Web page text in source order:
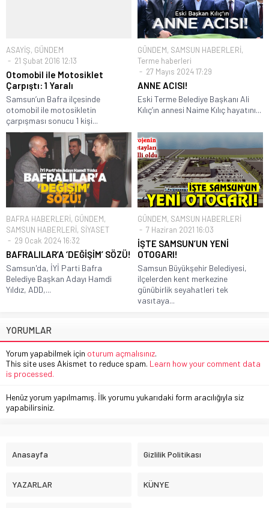
ASAYİŞ, GÜNDEM
21 Şubat 2016 12:13
Otomobil ile Motosiklet
Çarpıştı: 1 Yaralı
Samsun’un Bafra ilçesinde
otomobil ile motosikletin
çarpışması sonucu 1 kişi...
GÜNDEM, SAMSUN HABERLERİ,
Terme haberleri
27 Mayıs 2024 17:29
ANNE ACISI!
Eski Terme Belediye Başkanı Ali
Kılıç’ın annesi Naime Kılıç hayatını...
BAFRA HABERLERİ, GÜNDEM,
SAMSUN HABERLERİ, SİYASET
29 Ocak 2024 16:32
BAFRALILAR’A ‘DEĞİŞİM’ SÖZÜ!
Samsun'da, İYİ Parti Bafra
Belediye Başkan Adayı Hamdi
Yıldız, ADD,...
GÜNDEM, SAMSUN HABERLERİ
7 Haziran 2021 16:03
İŞTE SAMSUN’UN YENİ
OTOGARI!
Samsun Büyükşehir Belediyesi,
ilçelerden kent merkezine
günübirlik seyahatleri tek
vasıtaya...
YORUMLAR
Yorum yapabilmek için oturum açmalısınız.
This site uses Akismet to reduce spam. Learn how your comment data
is processed.
Henüz yorum yapılmamış. İlk yorumu yukarıdaki form aracılığıyla siz
yapabilirsiniz.
Anasayfa Gizlilik Politikası
YAZARLAR KÜNYE